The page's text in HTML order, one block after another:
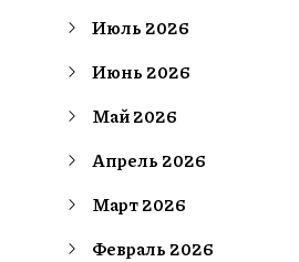
Июль 2026
Июнь 2026
Май 2026
Апрель 2026
Март 2026
Февраль 2026